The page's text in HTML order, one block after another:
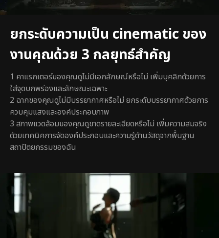
ยกระดับความเป็น cinematic ของ
งานคุณด้วย 3 กลยุทธ์สำคัญ
1 คาแรกเตอร์ของคุณดูไม่มีเอกลักษณ์หรือไม่ เพิ่มบุคลิกด้วยการ
ใส่จุดบกพร่องและลักษณะเฉพาะ
2 ฉากของคุณดูไม่มีบรรยากาศหรือไม่ ยกระดับบรรยากาศด้วยการ
ควบคุมแสงและองค์ประกอบภาพ
3 สภาพแวดล้อมของคุณดูขาดรายละเอียดหรือไม่ เพิ่มความสมจริง
ด้วยเทคนิคการจัดองค์ประกอบและความรู้ด้านวัสดุจากพื้นฐาน
สถาปัตยกรรมของฉัน